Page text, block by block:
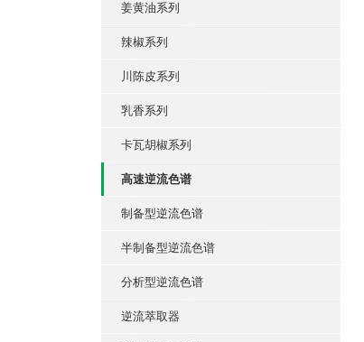
姜黄油系列
辣椒系列
川陈皮系列
乳香系列
卡瓦胡椒系列
高速逆流色谱
制备型逆流色谱
半制备型逆流色谱
分析型逆流色谱
逆流萃取器